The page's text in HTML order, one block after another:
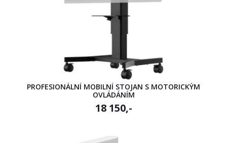
PROFESIONÁLNÍ MOBILNÍ STOJAN S MOTORICKÝM
OVLÁDÁNÍM
18 150,-